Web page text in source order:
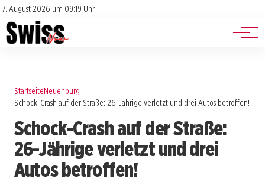
7. August 2026 um 09:19 Uhr
Impressum
Datenschutz
Jobs
Events
StartseiteNeuenburg
Schock-Crash auf der Straße: 26-Jährige verletzt und drei Autos betroffen!
Schock-Crash auf der Straße:
26-Jährige verletzt und drei
Autos betroffen!